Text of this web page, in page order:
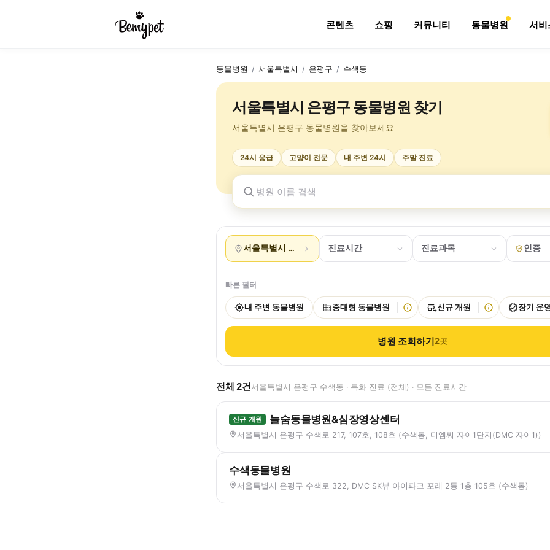
콘텐츠 쇼핑 커뮤니티 동물병원 서비
동물병원 / 서울특별시 / 은평구 / 수색동
서울특별시 은평구 동물병원 찾기
서울특별시 은평구 동물병원을 찾아보세요
24시 응급 고양이 전문 내 주변 24시 주말 진료
서울특별시 은평구 수색동진료시간 진료과목 인증
빠른 필터
내 주변 동물병원 중대형 동물병원 신규 개원 장기 운
병원 조회하기2곳
전체 2건서울특별시 은평구 수색동 · 특화 진료 (전체) · 모든 진료시간
신규 개원 늘숨동물병원&심장영상센터
서울특별시 은평구 수색로 217, 107호, 108호 (수색동, 디엠씨 자이1단지(DMC 자이1))
수색동물병원
서울특별시 은평구 수색로 322, DMC SK뷰 아이파크 포레 2동 1층 105호 (수색동)